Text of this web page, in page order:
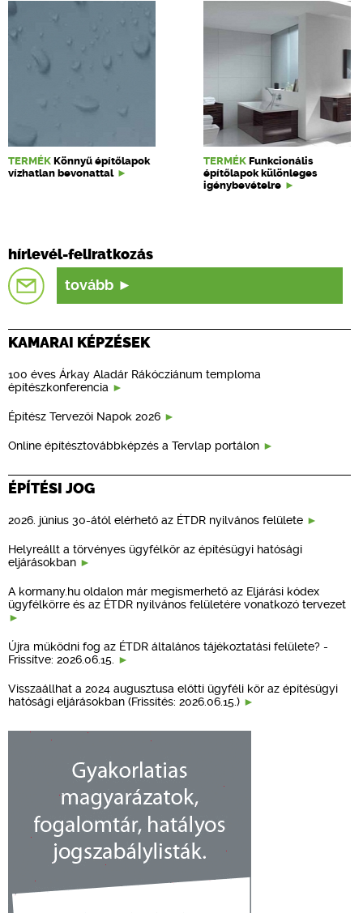
TERMÉK Könnyű építőlapok
vízhatlan bevonattal
TERMÉK Funkcionális
építőlapok különleges
igénybevételre
hírlevél-feliratkozás
tovább
KAMARAI KÉPZÉSEK
100 éves Árkay Aladár Rákócziánum temploma
építészkonferencia
Építész Tervezői Napok 2026
Online építésztovábbképzés a Tervlap portálon
ÉPÍTÉSI JOG
2026. június 30-ától elérhető az ÉTDR nyilvános felülete
Helyreállt a törvényes ügyfélkör az építésügyi hatósági
eljárásokban
A kormany.hu oldalon már megismerhető az Eljárási kódex
ügyfélkörre és az ÉTDR nyilvános felületére vonatkozó tervezet
Újra működni fog az ÉTDR általános tájékoztatási felülete? -
Frissítve: 2026.06.15.
Visszaállhat a 2024 augusztusa előtti ügyféli kör az építésügyi
hatósági eljárásokban (Frissítés: 2026.06.15.)